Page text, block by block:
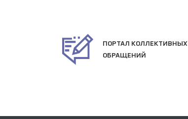
ПОРТАЛ КОЛЛЕКТИВНЫХ
ОБРАЩЕНИЙ